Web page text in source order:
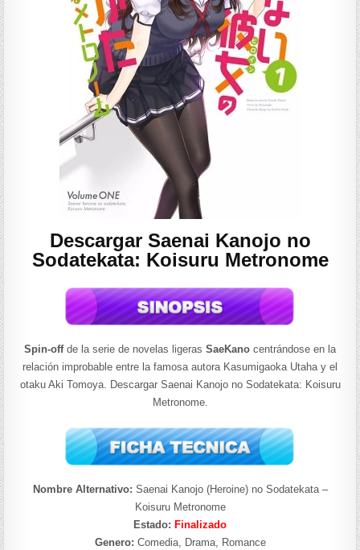
Descargar Saenai Kanojo no
Sodatekata: Koisuru Metronome
Spin-offde la serie de novelas ligeras SaeKano centrándose en la
relación improbable entre la famosa autora Kasumigaoka Utaha y el
otaku Aki Tomoya. Descargar Saenai Kanojo no Sodatekata: Koisuru
Metronome.
Nombre Alternativo: Saenai Kanojo (Heroine) no Sodatekata –
Koisuru Metronome
Estado: Finalizado
Genero: Comedia, Drama, Romance